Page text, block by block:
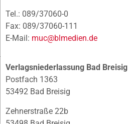
Tel.: 089/37060-0
Fax: 089/37060-111
E-Mail: muc@blmedien.de
Verlagsniederlassung Bad Breisig
Postfach 1363
53492 Bad Breisig
Zehnerstraße 22b